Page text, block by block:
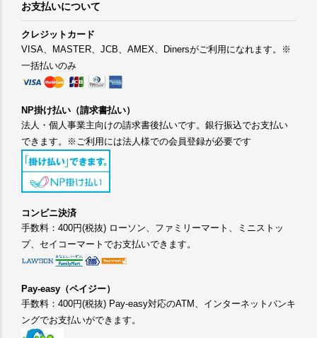
お支払いについて
クレジットカード
VISA、MASTER、JCB、AMEX、Dinersがご利用になれます。※
一括払いのみ
NP掛け払い（請求書払い）
法人・個人事業主向けの請求書後払いです。銀行振込でお支払い
できます。※ご利用には法人様での会員登録が必要です
コンビニ決済
手数料：400円(税抜) ローソン、ファミリーマート、ミニストッ
プ、セイコーマートでお支払いできます。
Pay-easy（ペイジー）
手数料：400円(税抜) Pay-easy対応のATM、インターネットバンキ
ングでお支払いができます。